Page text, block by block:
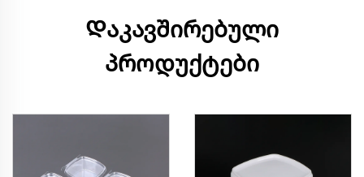
Დაკავშირებული
პროდუქტები